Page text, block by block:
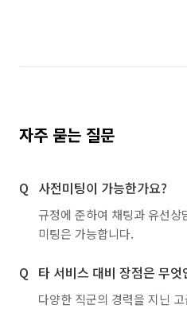
자주 묻는 질문
사전미팅이 가능한가요?
규정에 준하여 채팅과 유선상
미팅은 가능합니다.
타 서비스 대비 장점은 무엇
다양한 직군의 경력을 지닌